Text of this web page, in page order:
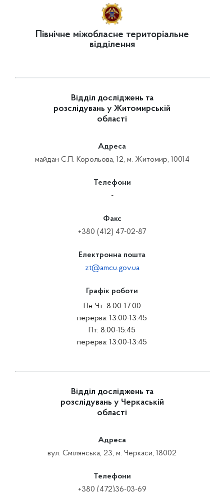
Північне міжобласне територіальне
відділення
Відділ досліджень та
розслідувань у Житомирській
області
Адреса
майдан С.П. Корольова, 12, м. Житомир, 10014
Телефони
-
Факс
+380 (412) 47-02-87
Електронна пошта
zt@amcu.gov.ua
Графік роботи
Пн-Чт: 8:00-17:00
перерва: 13:00-13:45
Пт: 8:00-15:45
перерва: 13:00-13:45
Відділ досліджень та
розслідувань у Черкаській
області
Адреса
вул. Смілянська, 23, м. Черкаси, 18002
Телефони
+380 (472)36-03-69